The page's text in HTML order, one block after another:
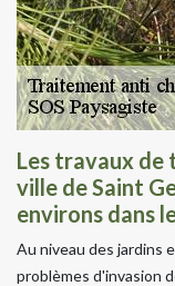
Les travaux de
ville de Saint
environs dans
Au niveau des jardins
problèmes d'invasion